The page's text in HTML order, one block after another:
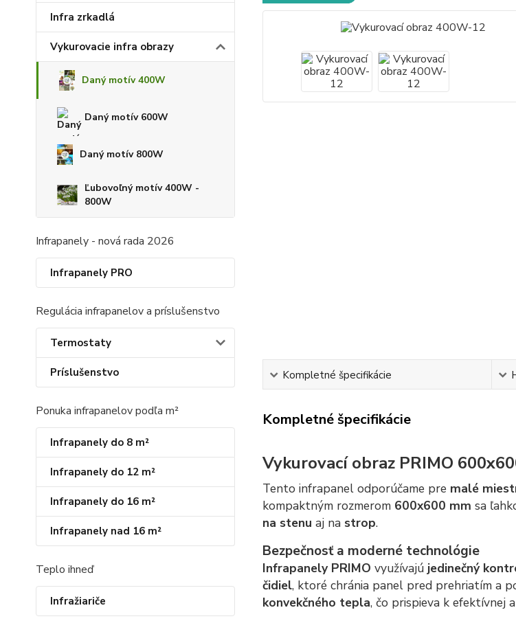
Infra zrkadlá
Vykurovacie infra obrazy
Daný motív 400W
Daný motív 600W
Daný motív 800W
Ľubovoľný motív 400W -
800W
Infrapanely - nová rada 2026
Infrapanely PRO
Regulácia infrapanelov a príslušenstvo
Termostaty
Príslušenstvo
Ponuka infrapanelov podľa m²
Infrapanely do 8 m²
Infrapanely do 12 m²
Infrapanely do 16 m²
Infrapanely nad 16 m²
Teplo ihneď
Infražiariče
Kompletné špecifikácie
Kompletné špecifikácie
Vykurovací obraz PRIMO
Tento infrapanel odporúčame pre malé
kompaktným rozmerom 600x600 mm sa
na stenu aj na strop.
Bezpečnosť a moderné technológie
Infrapanely PRIMO využívajú jedinečný
čidiel, ktoré chránia panel pred prehriatím a
konvekčného tepla, čo prispieva k efektívnej